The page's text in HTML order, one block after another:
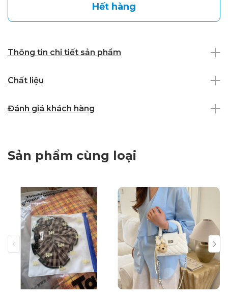
Hết hàng
Thông tin chi tiết sản phẩm
Chất liệu
Đánh giá khách hàng
Sản phẩm cùng loại